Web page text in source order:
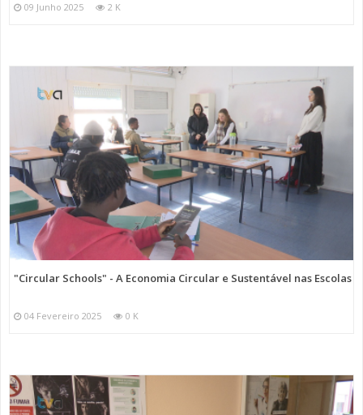
09 Junho 2025 2 K
"Circular Schools" - A Economia Circular e Sustentável nas Escolas
04 Fevereiro 2025 0 K